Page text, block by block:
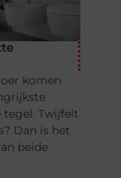
komen
tegel. Twijfelt
Dan is het
beide